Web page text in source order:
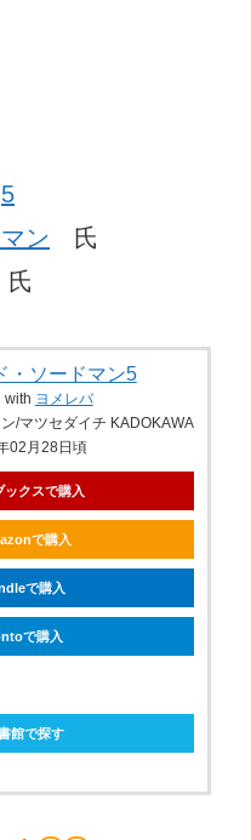
5
ン 氏
・ソードマン5
with ヨメレバ
/マツセダイチ KADOKAWA
02月28日頃
ックスで購入
で購入
で購入
で購入
館で探す